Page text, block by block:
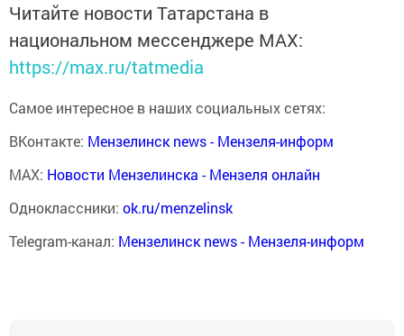
Читайте новости Татарстана в
национальном мессенджере MАХ:
https://max.ru/tatmedia
Самое интересное в наших социальных сетях:
ВКонтакте: Мензелинск news - Мензеля-информ
MAX: Новости Мензелинска - Мензеля онлайн
Одноклассники: ok.ru/menzelinsk
Telegram-канал: Мензелинск news - Мензеля-информ